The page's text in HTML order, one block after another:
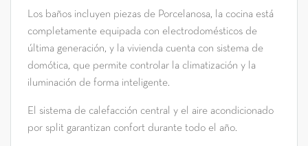
Los baños incluyen piezas de Porcelanosa, la cocina está
completamente equipada con electrodomésticos de
última generación, y la vivienda cuenta con sistema de
domótica, que permite controlar la climatización y la
iluminación de forma inteligente.
El sistema de calefacción central y el aire acondicionado
por split garantizan confort durante todo el año.